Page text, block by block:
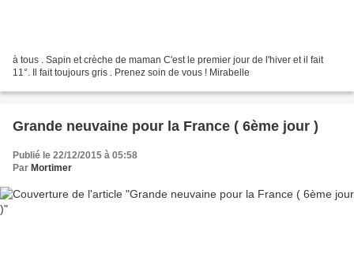
à tous . Sapin et crèche de maman C'est le premier jour de l'hiver et il fait
11°. Il fait toujours gris . Prenez soin de vous ! Mirabelle
Grande neuvaine pour la France ( 6ème jour )
Publié le 22/12/2015 à 05:58
Par Mortimer